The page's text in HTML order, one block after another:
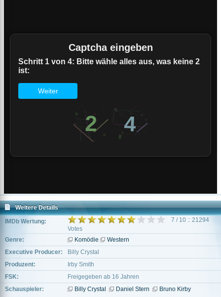
Weitere Details
IMDb Wertung:
7 / 10 :: 21294
Votes
Genre:
Komödie
Western
Executive Producer:
Billy Crystal
Produzent:
Irby Smith
FSK:
Freigegeben ab 16 Jahren
Schauspieler:
Billy Crystal Daniel Stern
Bruno Kirby